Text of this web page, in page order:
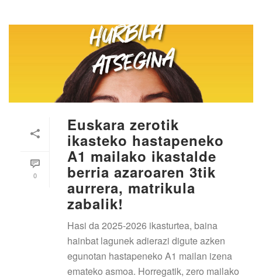
0
Euskara zerotik
ikasteko hastapeneko
A1 mailako ikastalde
berria azaroaren 3tik
aurrera, matrikula
zabalik!
Hasi da 2025-2026 ikasturtea, baina
hainbat lagunek adierazi digute azken
egunotan hastapeneko A1 mailan izena
emateko asmoa. Horregatik, zero mailako